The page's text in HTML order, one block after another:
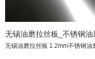
无锡油磨拉丝板_不锈钢油
无锡油磨拉丝板 1.2mm不锈钢